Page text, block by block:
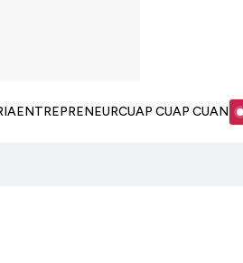
ENTREPRENEURCUAP CUAP CUAN